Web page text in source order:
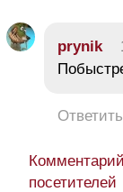
prynik
Ответить
посетителей